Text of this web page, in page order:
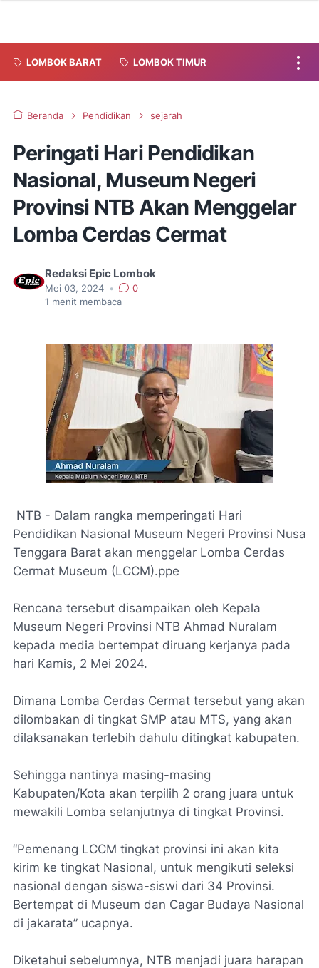
LOMBOK BARAT LOMBOK TIMUR
Beranda Pendidikan sejarah
Peringati Hari Pendidikan
Nasional, Museum Negeri
Provinsi NTB Akan Menggelar
Lomba Cerdas Cermat
Redaksi Epic Lombok
Mei 03, 2024 •
0
1 menit membaca
NTB - Dalam rangka memperingati Hari
Pendidikan Nasional Museum Negeri Provinsi Nusa
Tenggara Barat akan menggelar Lomba Cerdas
Cermat Museum (LCCM).ppe
Rencana tersebut disampaikan oleh Kepala
Museum Negeri Provinsi NTB Ahmad Nuralam
kepada media bertempat diruang kerjanya pada
hari Kamis, 2 Mei 2024.
Dimana Lomba Cerdas Cermat tersebut yang akan
dilombakan di tingkat SMP atau MTS, yang akan
dilaksanakan terlebih dahulu ditingkat kabupaten.
Sehingga nantinya masing-masing
Kabupaten/Kota akan terpilih 2 orang juara untuk
mewakili Lomba selanjutnya di tingkat Provinsi.
“Pemenang LCCM tingkat provinsi ini akan kita
kirim ke tingkat Nasional, untuk mengikuti seleksi
nasional dengan siswa-siswi dari 34 Provinsi.
Bertempat di Museum dan Cagar Budaya Nasional
di jakarata” ucapnya.
Diketahui sebelumnya, NTB menjadi juara harapan